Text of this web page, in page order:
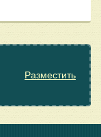
Разместить